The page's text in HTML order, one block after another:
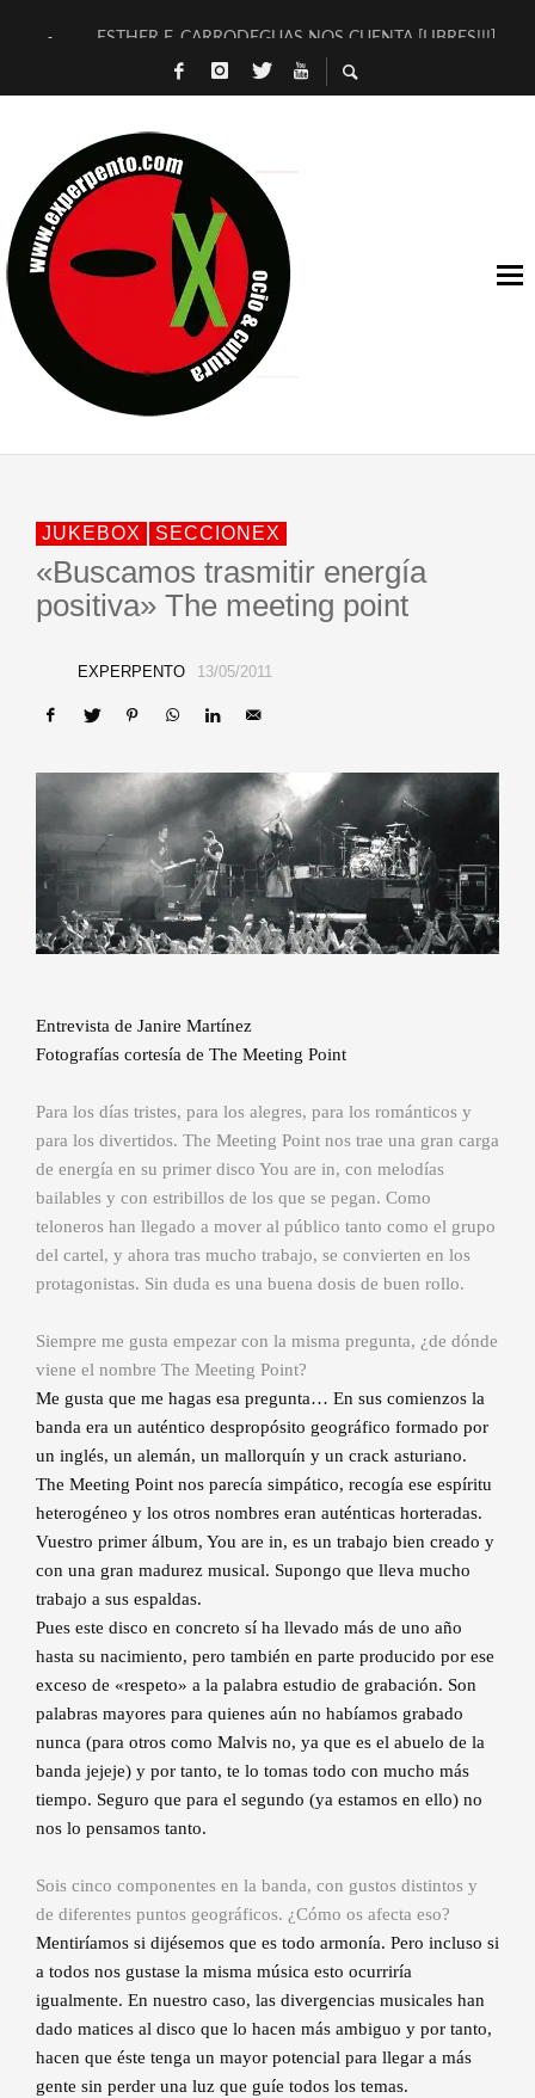
ESTHER F. CARRODEGUAS NOS CUENTA [LIBRES!!!]
[TERRA DE GUAPES] DE SANDRA MONFORT
TIMBRE 4, LA ESCUELA DEL DIRECTOR TEATRAL CLAUDIO
30 AÑOS (NO ES NADA) DE LA KATARSIS DEL TOMATAZO
MILITARES JUDÍAS EN #EXVITA
D’BALDOMEROS REINVENTAN [BITÁCORA 3.0] EN EXVITA
MARSHALL FLASH PRESENTA EN EXVITA [RELATIVA
JOFRE BARDAGÍ EN EXVITA INTERPRETANDO A SERRAT
JUKEBOX SECCIONEX
«Buscamos trasmitir energía
positiva» The meeting point
EXPERPENTO 13/05/2011
Entrevista de Janire Martínez
Fotografías cortesía de The Meeting Point
Para los días tristes, para los alegres, para los románticos y
para los divertidos. The Meeting Point nos trae una gran carga
de energía en su primer disco You are in, con melodías
bailables y con estribillos de los que se pegan. Como
teloneros han llegado a mover al público tanto como el grupo
del cartel, y ahora tras mucho trabajo, se convierten en los
protagonistas. Sin duda es una buena dosis de buen rollo.
Siempre me gusta empezar con la misma pregunta, ¿de dónde
viene el nombre The Meeting Point?
Me gusta que me hagas esa pregunta… En sus comienzos la
banda era un auténtico despropósito geográfico formado por
un inglés, un alemán, un mallorquín y un crack asturiano.
The Meeting Point nos parecía simpático, recogía ese espíritu
heterogéneo y los otros nombres eran auténticas horteradas.
Vuestro primer álbum, You are in, es un trabajo bien creado y
con una gran madurez musical. Supongo que lleva mucho
trabajo a sus espaldas.
Pues este disco en concreto sí ha llevado más de uno año
hasta su nacimiento, pero también en parte producido por ese
exceso de «respeto» a la palabra estudio de grabación. Son
palabras mayores para quienes aún no habíamos grabado
nunca (para otros como Malvis no, ya que es el abuelo de la
banda jejeje) y por tanto, te lo tomas todo con mucho más
tiempo. Seguro que para el segundo (ya estamos en ello) no
nos lo pensamos tanto.
Sois cinco componentes en la banda, con gustos distintos y
de diferentes puntos geográficos. ¿Cómo os afecta eso?
Mentiríamos si dijésemos que es todo armonía. Pero incluso si
a todos nos gustase la misma música esto ocurriría
igualmente. En nuestro caso, las divergencias musicales han
dado matices al disco que lo hacen más ambiguo y por tanto,
hacen que éste tenga un mayor potencial para llegar a más
gente sin perder una luz que guíe todos los temas.